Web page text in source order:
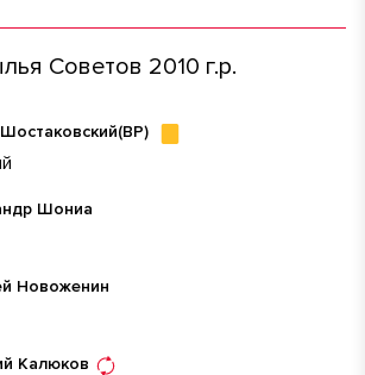
Советов 2010 г.р.
(ВР)
Шониа
Новоженин
Калюков